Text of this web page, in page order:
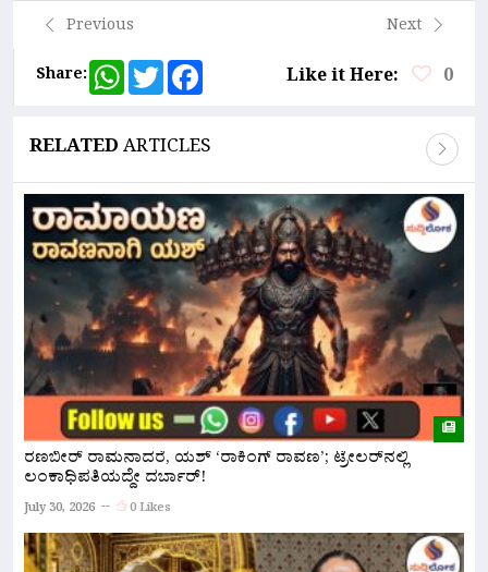
Previous
Next
Share:
WhatsApp
Twitter Like it Here: 0
RELATEDARTICLES
ರಣಬೀರ್ ರಾಮನಾದರೆ, ಯಶ್ ‘ರಾಕಿಂಗ್ ರಾವಣ’; ಟ್ರೇಲರ್‌ನಲ್ಲಿ
ಲಂಕಾಧಿಪತಿಯದ್ದೇ ದರ್ಬಾರ್!
July 30, 2026 0 Likes